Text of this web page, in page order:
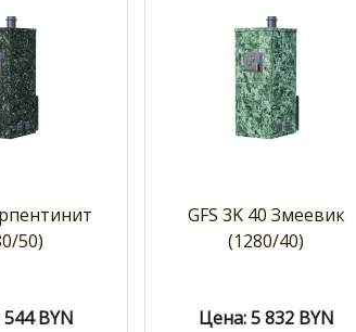
50)
BYN
GFS 3K 40 Змеевик
(1280/40)
Цена: 5 832 BYN